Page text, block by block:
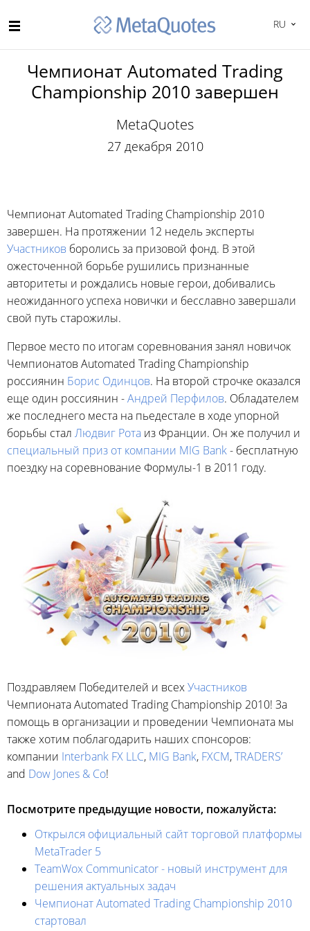
RU
Чемпионат Automated Trading
Championship 2010 завершен
MetaQuotes
27 декабря 2010
Чемпионат Automated Trading Championship 2010
завершен. На протяжении 12 недель эксперты
Участников боролись за призовой фонд. В этой
ожесточенной борьбе рушились признанные
авторитеты и рождались новые герои, добивались
неожиданного успеха новички и бесславно завершали
свой путь старожилы.
Первое место по итогам соревнования занял новичок
Чемпионатов Automated Trading Championship
россиянин Борис Одинцов. На второй строчке оказался
еще один россиянин -Андрей Перфилов. Обладателем
же последнего места на пьедестале в ходе упорной
борьбы стал Людвиг Рота из Франции. Он же получил и
специальный приз от компании MIG Bank- бесплатную
поездку на соревнование Формулы-1 в 2011 году.
Поздравляем Победителей и всехУчастников
Чемпионата Automated Trading Championship 2010! За
помощь в организации и проведении Чемпионата мы
также хотим поблагодарить наших спонсоров:
компании Interbank FX LLC, MIG Bank, FXCM,TRADERS’
and Dow Jones & Co!
Посмотрите предыдущие новости, пожалуйста:
Открылся официальный сайт торговой платформы
MetaTrader 5
TeamWox Communicator - новый инструмент для
решения актуальных задач
Чемпионат Automated Trading Championship 2010
стартовал